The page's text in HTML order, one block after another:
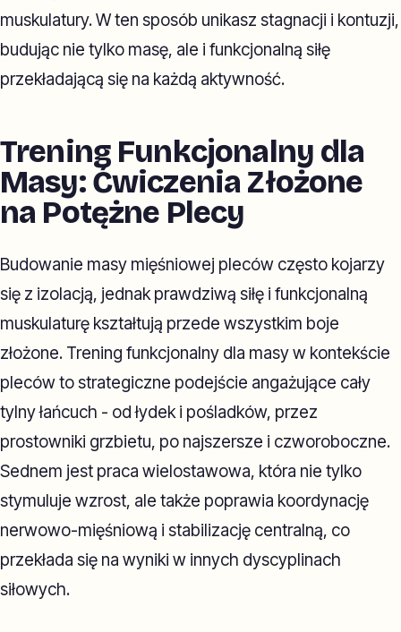
muskulatury. W ten sposób unikasz stagnacji i kontuzji,
budując nie tylko masę, ale i funkcjonalną siłę
przekładającą się na każdą aktywność.
Trening Funkcjonalny dla
Masy: Ćwiczenia Złożone
na Potężne Plecy
Budowanie masy mięśniowej pleców często kojarzy
się z izolacją, jednak prawdziwą siłę i funkcjonalną
muskulaturę kształtują przede wszystkim boje
złożone. Trening funkcjonalny dla masy w kontekście
pleców to strategiczne podejście angażujące cały
tylny łańcuch - od łydek i pośladków, przez
prostowniki grzbietu, po najszersze i czworoboczne.
Sednem jest praca wielostawowa, która nie tylko
stymuluje wzrost, ale także poprawia koordynację
nerwowo-mięśniową i stabilizację centralną, co
przekłada się na wyniki w innych dyscyplinach
siłowych.